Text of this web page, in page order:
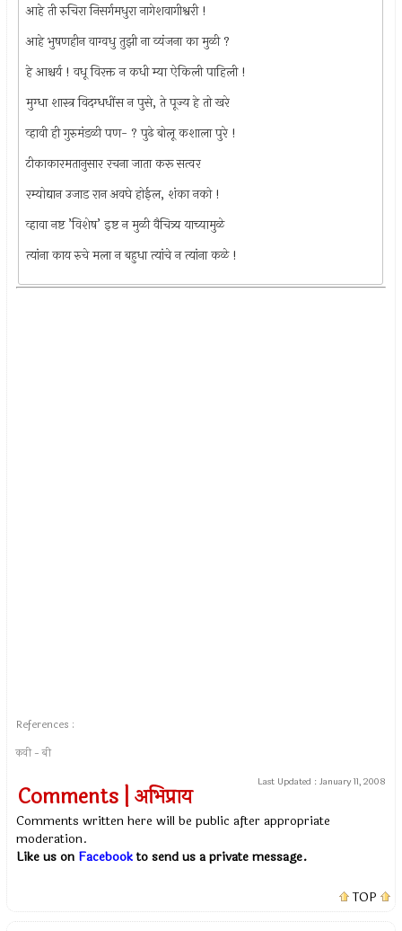
आहे ती रुचिरा निसर्गमधुरा नागेशवागीश्वरी !
आहे भुषणहीन वाग्वधु तुझी ना व्यंजना का मुळी ?
हे आश्चर्य ! वधू विरक्त न कधी म्या ऐकिली पाहिली !
मुग्धा शास्त्र विदग्धधींस न पुसे, ते पूज्य हे तो खरे
व्हावी ही गुरुमंडळी पण- ? पुढे बोलू कशाला पुरे !
टीकाकारमतानुसार रचना जाता करू सत्वर
रम्योद्यान उजाड रान अवघे होईल, शंका नको !
व्हावा नष्ट ’विशेष’ इष्ट न मुळी वैचित्र्य याच्यामुळे
त्यांना काय रुचे मला न बहुधा त्यांचे न त्यांना कळे !
References :
कवी - बी
Last Updated : January 11, 2008
Comments | अभिप्राय
Comments written here will be public after appropriate
moderation.
Like us on Facebookto send us a private message.
TOP